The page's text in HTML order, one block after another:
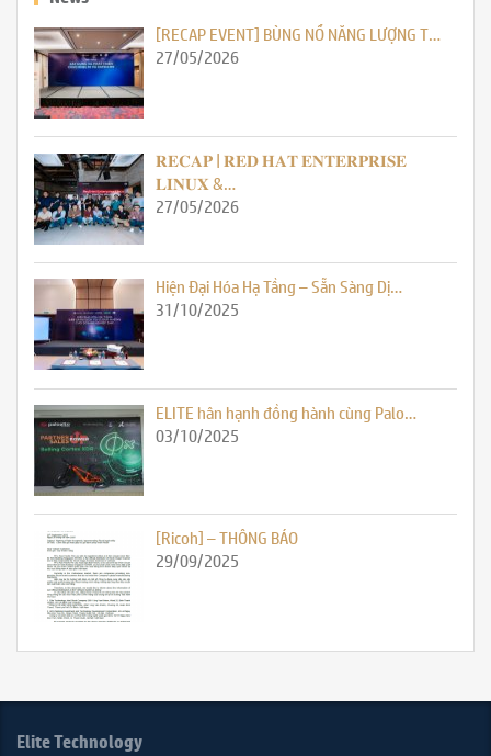
[RECAP EVENT] BÙNG NỔ NĂNG LƯỢNG T…
27/05/2026
𝐑𝐄𝐂𝐀𝐏 | 𝐑𝐄𝐃 𝐇𝐀𝐓 𝐄𝐍𝐓𝐄𝐑𝐏𝐑𝐈𝐒𝐄
𝐋𝐈𝐍𝐔𝐗 &…
27/05/2026
Hiện Đại Hóa Hạ Tầng – Sẵn Sàng Dị…
31/10/2025
ELITE hân hạnh đồng hành cùng Palo…
03/10/2025
[Ricoh] – THÔNG BÁO
29/09/2025
Elite Technology